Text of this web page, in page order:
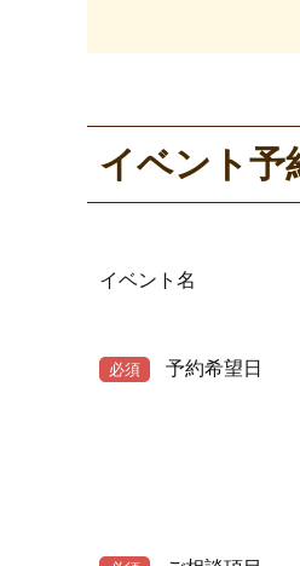
イベント予
イベント名
必須 予約希望日